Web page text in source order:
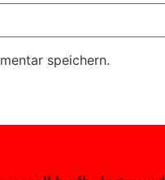
speichern.